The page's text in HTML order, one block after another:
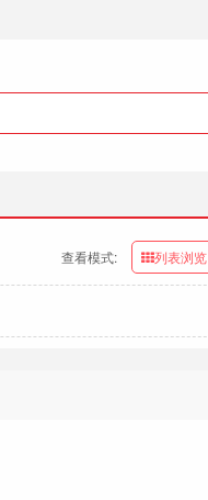
查看模式: 列表浏览